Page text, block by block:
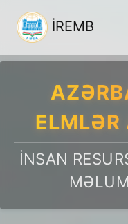
İREMB
ELMLƏR
İNSAN